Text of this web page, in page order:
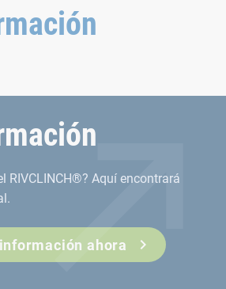
condiciones más
extremas.
RIVCLINCH®? Aquí encontrará
ahora